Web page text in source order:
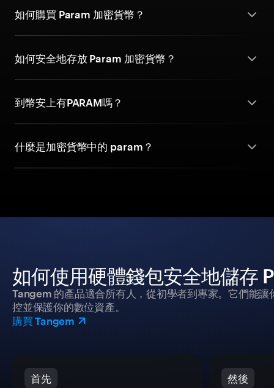
如何購買 Param 加密貨幣？
如何安全地存放 Param 加密貨幣？
到幣安上有PARAM嗎？
什麼是加密貨幣中的 param？
如何使用硬體錢包安全地儲存
Tangem 的產品適合所有人，從初學者到專家。它們能
控並保護你的數位資產。
購買 Tangem
首先 然後